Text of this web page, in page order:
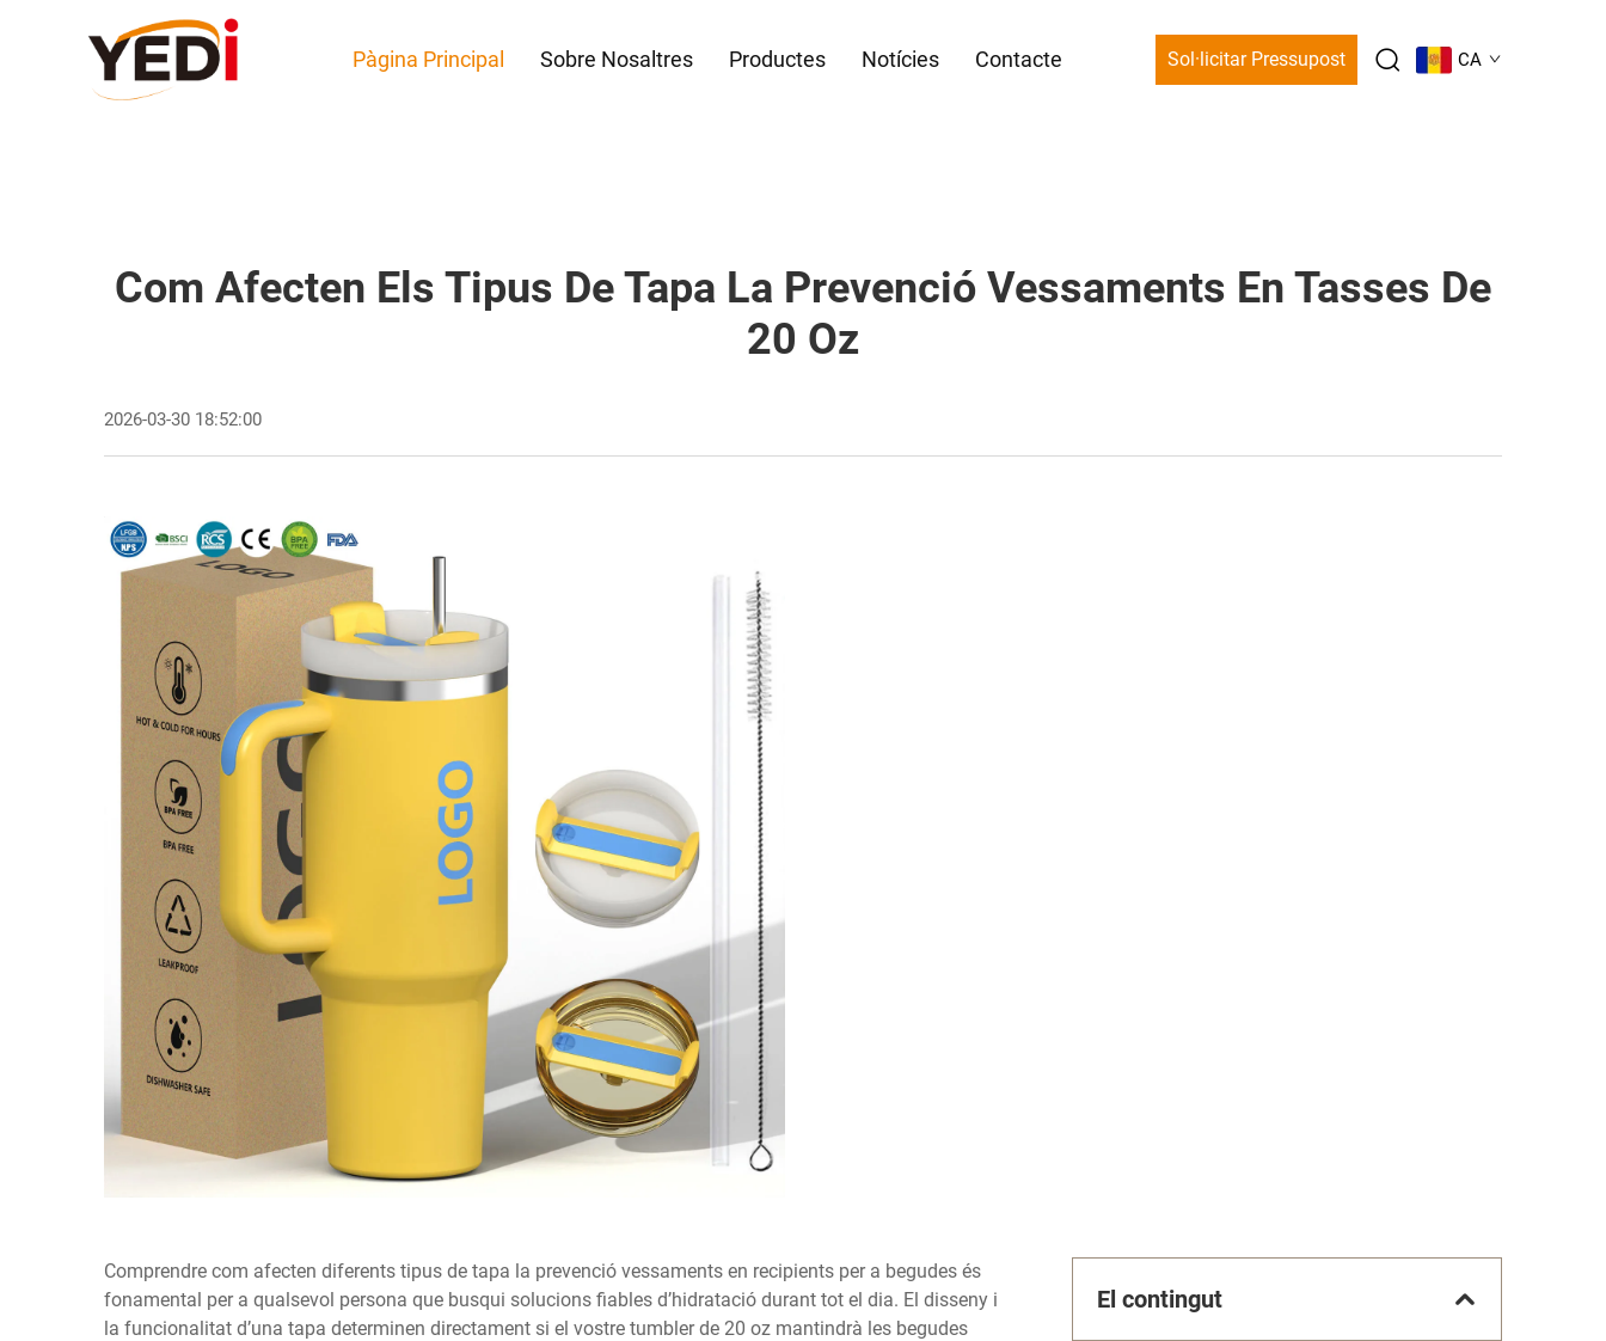
Pàgina Principal Sobre Nosaltres Productes Notícies Contacte Sol·licitar Pressupost CA
Com Afecten Els Tipus De Tapa La Prevenció Vessaments En Tasses De
20 Oz
2026-03-30 18:52:00
Comprendre com afecten diferents tipus de tapa la prevenció vessaments en recipients per a begudes és
fonamental per a qualsevol persona que busqui solucions fiables d’hidratació durant tot el dia. El disseny i
la funcionalitat d’una tapa determinen directament si el vostre tumbler de 20 oz mantindrà les begudes
El contingut